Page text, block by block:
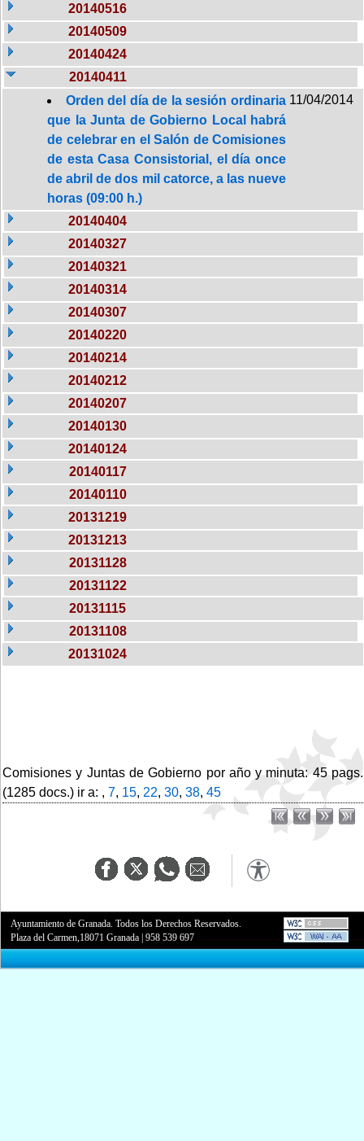
20140516
20140509
20140424
20140411
Orden del día de la sesión ordinaria
que la Junta de Gobierno Local habrá
de celebrar en el Salón de Comisiones
de esta Casa Consistorial, el día once
de abril de dos mil catorce, a las nueve
horas (09:00 h.)
11/04/2014
20140404
20140327
20140321
20140314
20140307
20140220
20140214
20140212
20140207
20140130
20140124
20140117
20140110
20131219
20131213
20131128
20131122
20131115
20131108
20131024
Comisiones y Juntas de Gobierno por año y minuta: 45 pags.
(1285 docs.) ir a: , 7, 15, 22, 30, 38, 45
Ayuntamiento de Granada. Todos los Derechos Reservados.
Plaza del Carmen,18071 Granada |958 539 697